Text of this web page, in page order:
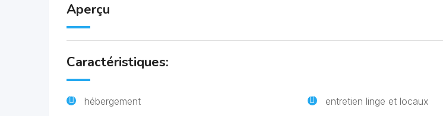
Aperçu
Caractéristiques:
hébergement
entretien linge et locaux